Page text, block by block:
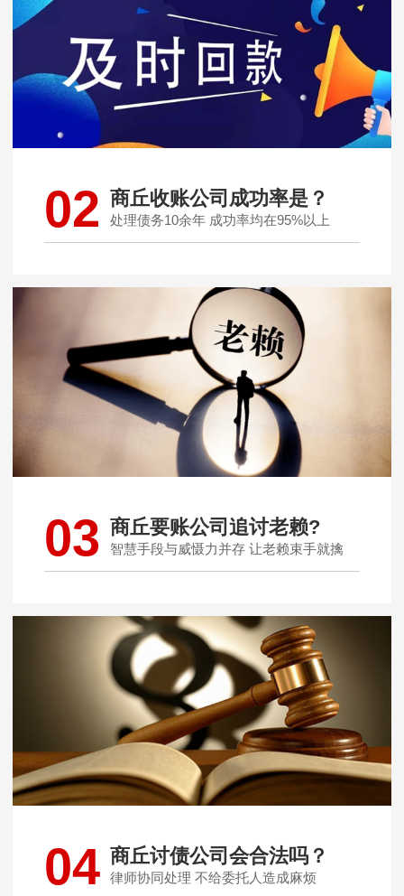
02 商丘收账公司成功率是？
处理债务10余年 成功率均在95%以上
03 商丘要账公司追讨老赖?
智慧手段与威慑力并存 让老赖束手就擒
04 商丘讨债公司会合法吗？
律师协同处理 不给委托人造成麻烦